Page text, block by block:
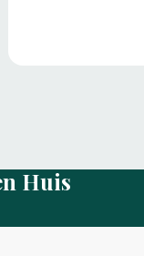
Huis